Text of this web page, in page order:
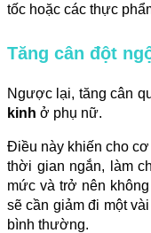
tốc hoặc các thực
Tăng cân đột
Ngược lại, tăng cân
kinh ở phụ nữ.
Điều này khiến cho cơ
thời gian ngắn, làm
mức và trở nên
sẽ cần giảm đi một
bình thường.